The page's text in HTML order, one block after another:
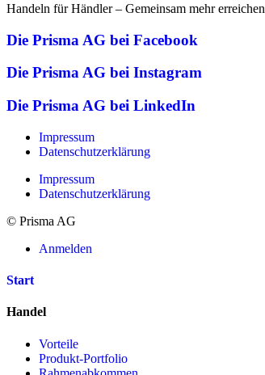
Handeln für Händler – Gemeinsam mehr erreichen
Die Prisma AG bei Facebook
Die Prisma AG bei Instagram
Die Prisma AG bei LinkedIn
Impressum
Datenschutzerklärung
Impressum
Datenschutzerklärung
© Prisma AG
Anmelden
Start
Handel
Vorteile
Produkt-Portfolio